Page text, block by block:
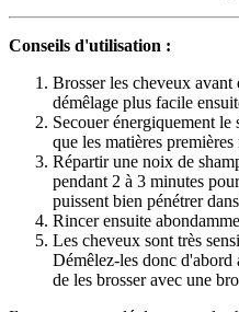
Conseils d'utilisation :
Brosser les cheveux
démêlage plus facile
Secouer énergiquement
que les matières
Répartir une noix de
pendant 2 à 3 minutes
puissent bien pénétrer
Rincer ensuite
Les cheveux sont très
Démêlez-les donc d'abord
de les brosser avec une